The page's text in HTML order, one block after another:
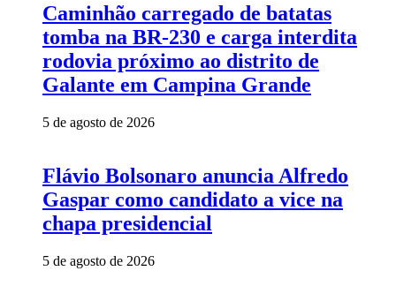
Caminhão carregado de batatas
tomba na BR-230 e carga interdita
rodovia próximo ao distrito de
Galante em Campina Grande
5 de agosto de 2026
Flávio Bolsonaro anuncia Alfredo
Gaspar como candidato a vice na
chapa presidencial
5 de agosto de 2026